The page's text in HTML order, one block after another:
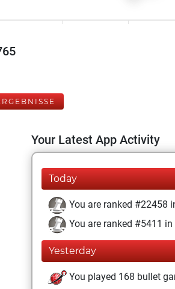
Your Latest App Activity
Today
You are ranked #22458
You are ranked #5411
Yesterday
You played 168 bullet